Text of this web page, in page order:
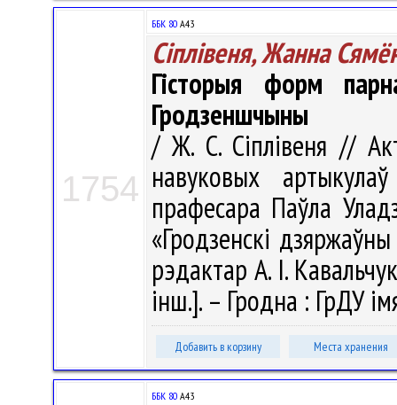
1754
ББК 80 А43
Сіплівеня, Жанна
Гісторыя форм
Гродзеншчыны
/ Ж. С. Сіплівеня //
навуковых
прафесара Паўла
«Гродзенскі
рэдактар А. І.
інш.]. – Гродна : ГрДУ
Добавить в корзину Места хранения
ББК 80 А43